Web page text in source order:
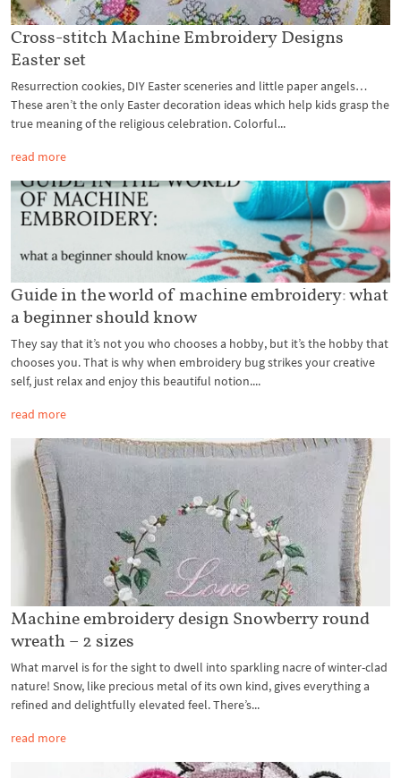
Cross-stitch Machine Embroidery Designs
Easter set
Resurrection cookies, DIY Easter sceneries and little paper angels…
These aren’t the only Easter decoration ideas which help kids grasp the
true meaning of the religious celebration. Colorful...
read more
Guide in the world of machine embroidery: what
a beginner should know
They say that it’s not you who chooses a hobby, but it’s the hobby that
chooses you. That is why when embroidery bug strikes your creative
self, just relax and enjoy this beautiful notion....
read more
Machine embroidery design Snowberry round
wreath – 2 sizes
What marvel is for the sight to dwell into sparkling nacre of winter-clad
nature! Snow, like precious metal of its own kind, gives everything a
refined and delightfully elevated feel. There’s...
read more